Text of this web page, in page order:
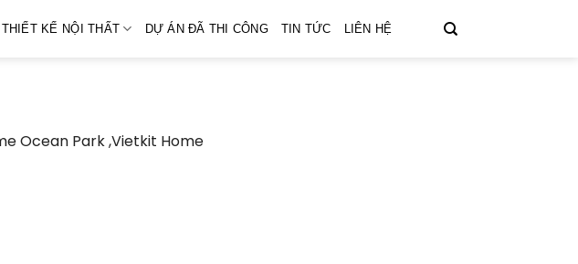
THIẾT KẾ NỘI THẤT DỰ ÁN ĐÃ THI CÔNG TIN TỨC LIÊN HỆ
Ocean Park ,Vietkit Home